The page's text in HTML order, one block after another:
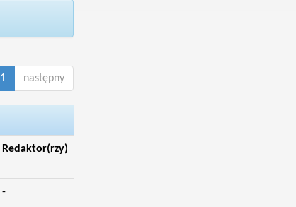
1 następny
Redaktor(rzy)
-